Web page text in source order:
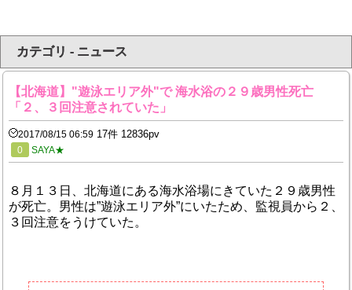
カテゴリ - ニュース
【北海道】"遊泳エリア外"で 海水浴の２９歳男性死亡
「２、３回注意されていた」
2017/08/15 06:59 17件 12836pv
0 SAYA★
８月１３日、北海道にある海水浴場にきていた２９歳男性
が死亡。男性は”遊泳エリア外”にいたため、監視員から２、
３回注意をうけていた。